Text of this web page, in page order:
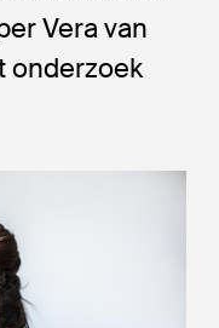
Vera van
onderzoek